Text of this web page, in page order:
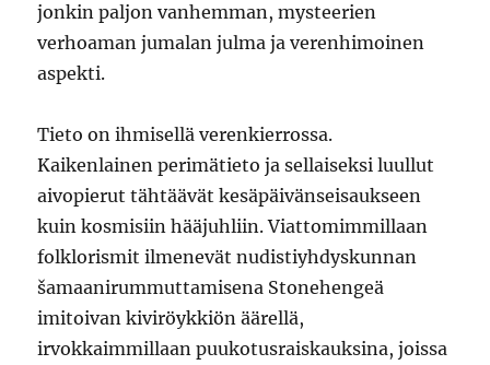
jonkin paljon vanhemman, mysteerien
verhoaman jumalan julma ja verenhimoinen
aspekti.
Tieto on ihmisellä verenkierrossa.
Kaikenlainen perimätieto ja sellaiseksi luullut
aivopierut tähtäävät kesäpäivänseisaukseen
kuin kosmisiin hääjuhliin. Viattomimmillaan
folklorismit ilmenevät nudistiyhdyskunnan
šamaanirummuttamisena Stonehengeä
imitoivan kiviröykkiön äärellä,
irvokkaimmillaan puukotusraiskauksina, joissa